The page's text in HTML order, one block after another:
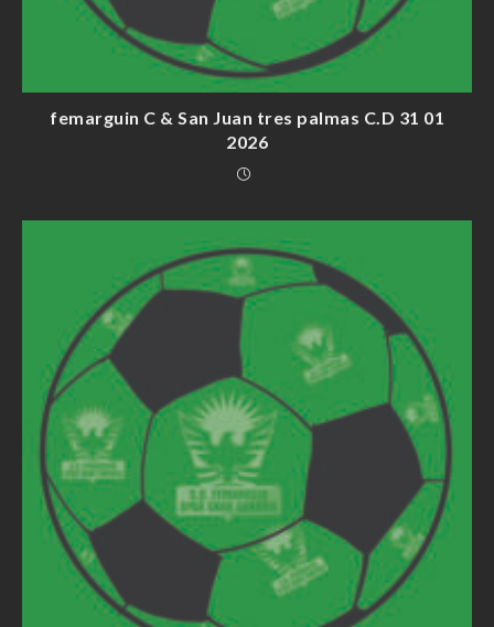
femarguin C & San Juan tres palmas C.D 31 01
2026